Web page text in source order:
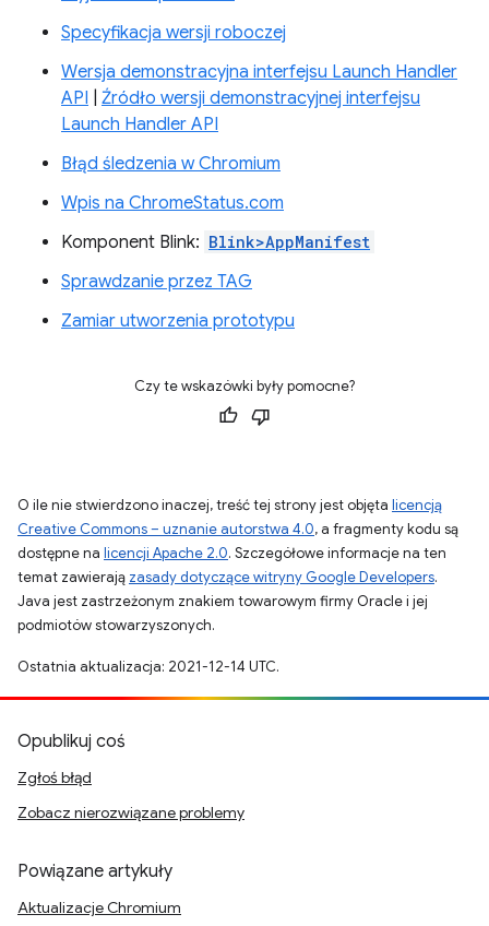
Specyfikacja wersji roboczej
Wersja demonstracyjna interfejsu Launch Handler
API
Źródło wersji demonstracyjnej interfejsu
Launch Handler API
Błąd śledzenia w Chromium
Wpis na ChromeStatus.com
Komponent Blink: Blink>AppManifest
Sprawdzanie przez TAG
Zamiar utworzenia prototypu
Czy te wskazówki były pomocne?
O ile nie stwierdzono inaczej, treść tej strony jest objęta licencją
Creative Commons – uznanie autorstwa 4.0, a fragmenty kodu są
dostępne na licencji Apache 2.0. Szczegółowe informacje na ten
temat zawierają zasady dotyczące witryny Google Developers.
Java jest zastrzeżonym znakiem towarowym firmy Oracle i jej
podmiotów stowarzyszonych.
Ostatnia aktualizacja: 2021-12-14 UTC.
Opublikuj coś
Zgłoś błąd
Zobacz nierozwiązane problemy
Powiązane artykuły
Aktualizacje Chromium